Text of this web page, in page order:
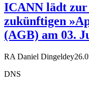
ICANN lädt zur
zukünftigen
(AGB) am 03.
RA Daniel Dingeldey
DNS